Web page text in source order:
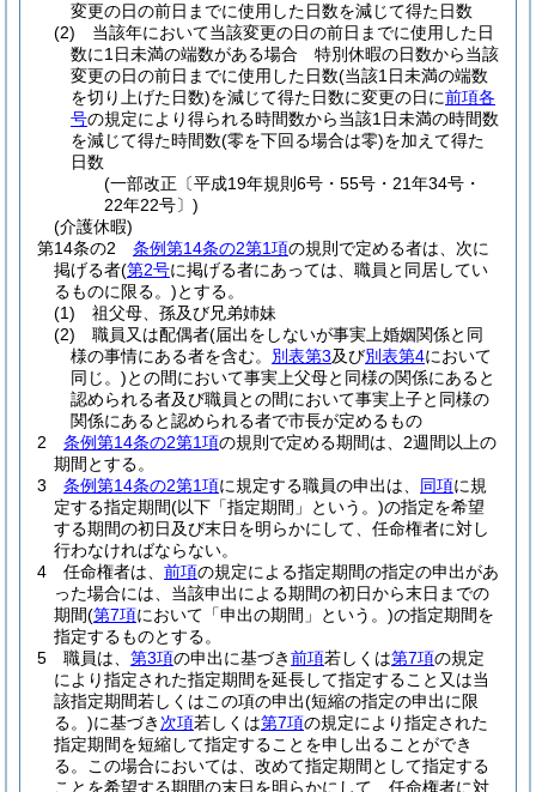
変更の日の前日までに使用した日数を減じて得た日数
(2)
当該年において当該変更の日の前日までに使用した日
数に1日未満の端数がある場合 特別休暇の日数から当該
変更の日の前日までに使用した日数(当該1日未満の端数
を切り上げた日数)を減じて得た日数に変更の日に前項各
号の規定により得られる時間数から当該1日未満の時間数
を減じて得た時間数(零を下回る場合は零)を加えて得た
日数
(一部改正〔平成19年規則6号・55号・21年34号・
22年22号〕)
(介護休暇)
第14条の2
条例第14条の2第1項の規則で定める者は、次に
掲げる者(第2号に掲げる者にあっては、職員と同居してい
るものに限る。)とする。
(1)
祖父母、孫及び兄弟姉妹
(2)
職員又は配偶者(届出をしないが事実上婚姻関係と同
様の事情にある者を含む。 別表第3及び別表第4において
同じ。)との間において事実上父母と同様の関係にあると
認められる者及び職員との間において事実上子と同様の
関係にあると認められる者で市長が定めるもの
2
条例第14条の2第1項の規則で定める期間は、2週間以上の
期間とする。
3
条例第14条の2第1項に規定する職員の申出は、 同項に規
定する指定期間(以下「指定期間」という。)の指定を希望
する期間の初日及び末日を明らかにして、任命権者に対し
行わなければならない。
4
任命権者は、 前項の規定による指定期間の指定の申出があ
った場合には、当該申出による期間の初日から末日までの
期間(第7項において「申出の期間」という。)の指定期間を
指定するものとする。
5
職員は、 第3項の申出に基づき前項若しくは第7項の規定
により指定された指定期間を延長して指定すること又は当
該指定期間若しくはこの項の申出(短縮の指定の申出に限
る。)に基づき 次項若しくは第7項の規定により指定された
指定期間を短縮して指定することを申し出ることができ
る。
この場合においては、改めて指定期間として指定する
ことを希望する期間の末日を明らかにして、任命権者に対